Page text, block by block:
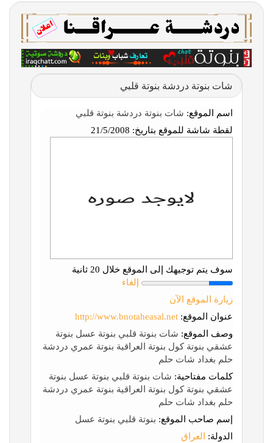
شات بنوتة دردشة بنوتة قلبي
اسم الموقع: شات بنوتة دردشة بنوتة قلبي
لقطة شاشة للموقع بتاريخ:
سوف يتم توجيهك إلى الموقع خلال 20 ثانية
إلغاء
زيارة الموقع الآن
عنوان الموقع: http://www.bnotaheasal.net
وصف الموقع: شات بنوتة قلبي بنوتة عسل بنوتة
عشقي بنوتة كول بنوتة العراقية بنوتة عمري دردشة
حلم بغداد شات حلم
كلمات مفتاحية: شات بنوتة قلبي بنوتة عسل بنوتة
عشقي بنوتة كول بنوتة العراقية بنوتة عمري دردشة
حلم بغداد شات حلم
إسم صاحب الموقع: بنوتة قلبي بنوتة عسل
الدولة:
العراق